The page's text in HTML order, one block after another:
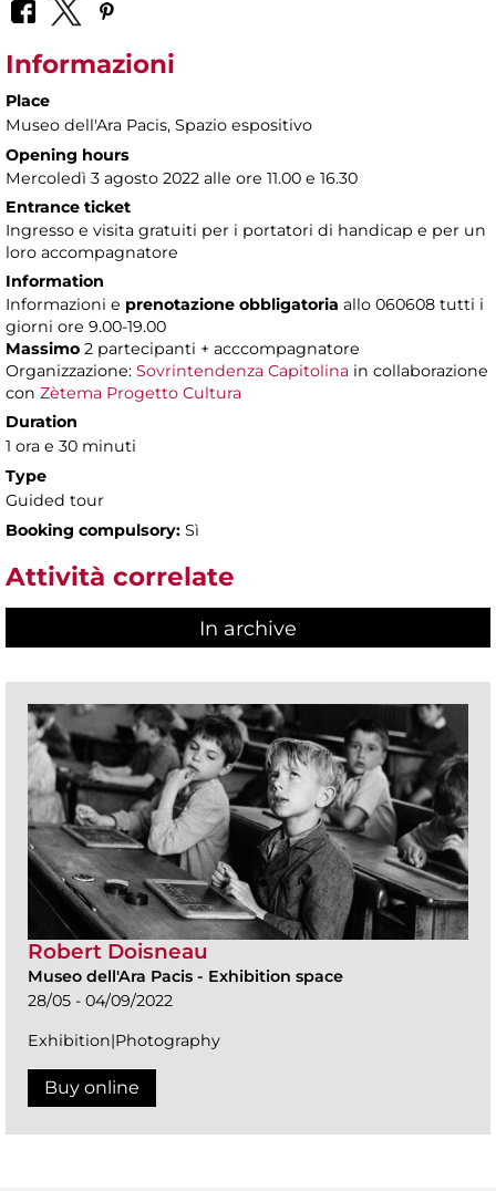
Informazioni
Place
Museo dell'Ara Pacis, Spazio espositivo
Opening hours
Mercoledì 3 agosto 2022 alle ore 11.00 e 16.30
Entrance ticket
Ingresso e visita gratuiti per i portatori di handicap e per un
loro accompagnatore
Information
Informazioni e prenotazione obbligatoria allo 060608 tutti i
giorni ore 9.00-19.00
Massimo 2 partecipanti + acccompagnatore
Organizzazione: Sovrintendenza Capitolina in collaborazione
con Zètema Progetto Cultura
Duration
1 ora e 30 minuti
Type
Guided tour
Booking compulsory: Sì
Attività correlate
In archive
Robert Doisneau
Museo dell'Ara Pacis - Exhibition space
28/05 - 04/09/2022
Exhibition|Photography
Buy online